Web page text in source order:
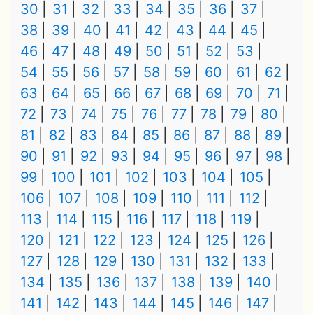
30
31 32 33 34 35 36
37
38
39 40 41 42 43 44
45
46
47 48 49 50 51 52
53
54
55 56 57 58 59 60 61
62
63
64 65 66 67 68 69 70
71
72
73 74 75 76 77 78 79
80
81
82 83 84 85 86 87 88
89
90
91 92 93 94 95 96 97
98
99
100 101 102 103 104
105
106
107 108 109 110 111
112
113
114 115 116 117 118
119
120
121 122 123 124 125
126
127
128 129 130 131 132
133
134
135 136 137 138 139
140
141
142 143 144 145 146
147